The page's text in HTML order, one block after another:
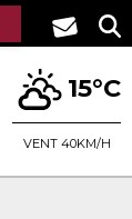
15°C
VENT 40KM/H